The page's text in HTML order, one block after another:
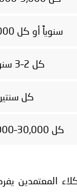
سنوياً أو كل 15,000 كم
كل 2–3 سنوات
كل
كل 30,000–50,000 كم
المعتمدين